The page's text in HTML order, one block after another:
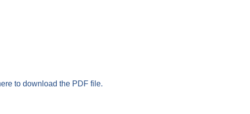
to download the PDF file.